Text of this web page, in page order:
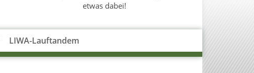
etwas dabei!
LIWA-Lauftandem